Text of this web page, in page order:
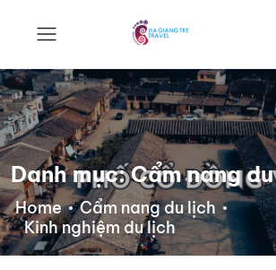
Danh mục:Cẩm nang
Home
Cẩm nang du lịch
Kinh nghiệm du lịch